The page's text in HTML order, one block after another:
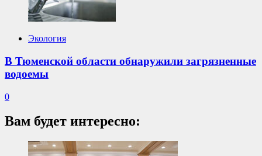
Экология
В Тюменской области обнаружили загрязненные
водоемы
0
Вам будет интересно: